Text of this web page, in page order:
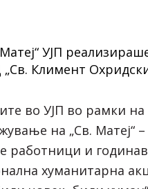
во УЈП во рамки
на „Св. Матеј“
работници и
хуманитарна